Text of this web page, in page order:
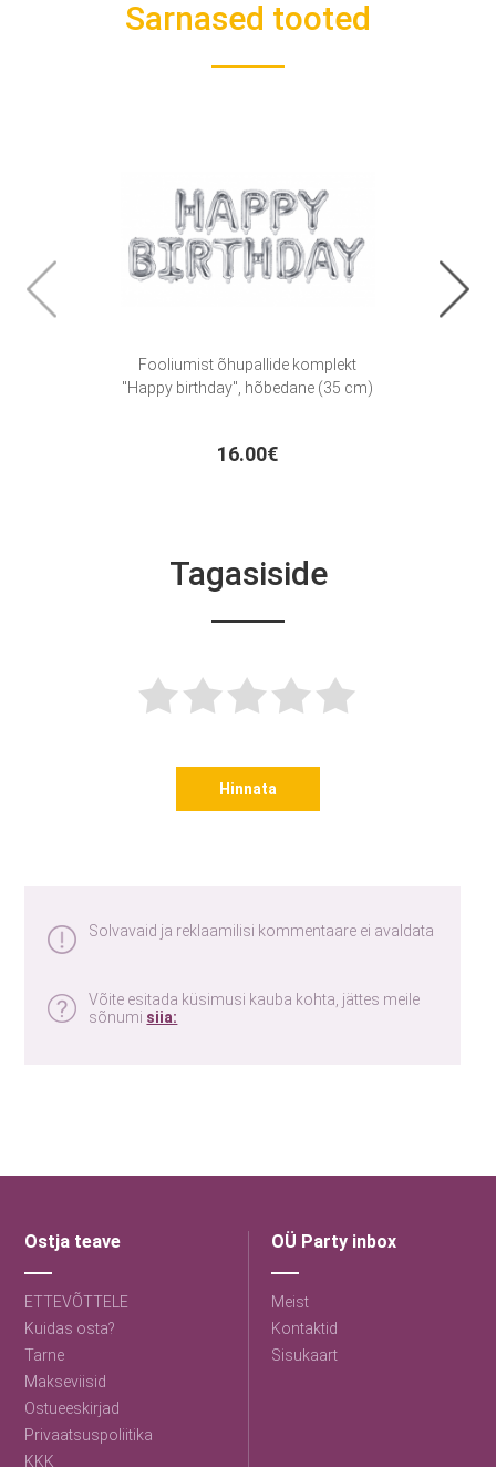
Sarnased tooted
Fooliumist õhupallide komplekt
"Happy birthday", hõbedane (35 cm)
16.00€
Tagasiside
Hinnata
Solvavaid ja reklaamilisi kommentaare ei avaldata
Võite esitada küsimusi kauba kohta, jättes meile
sõnumi siia:
Ostja teave
ETTEVÕTTELE
Kuidas osta?
Tarne
Makseviisid
Ostueeskirjad
Privaatsuspoliitika
KKK
OÜ Party inbox
Meist
Kontaktid
Sisukaart